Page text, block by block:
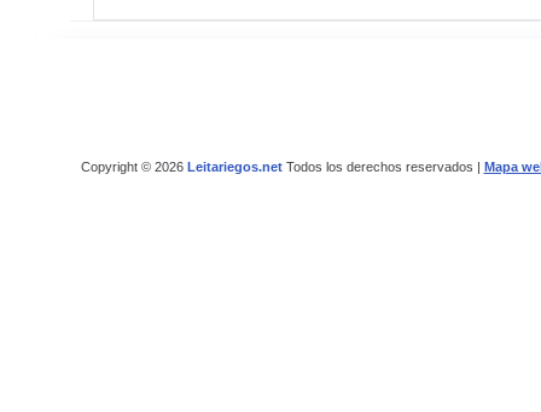
Copyright © 2026 Leitariegos.netTodos los derechos reservados | Mapa